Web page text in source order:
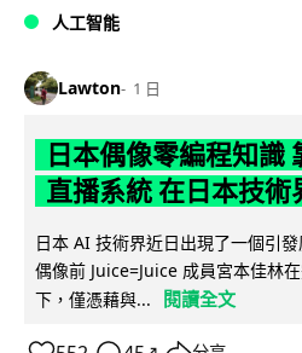
人工智能
Lawton 1 日
日本偶像零編程知識
直播系統 在日本技術
日本 AI 技術界近日出現了一個引
偶像前 Juice=Juice 成員宮本佳林
下，僅憑藉與...
閱讀全文